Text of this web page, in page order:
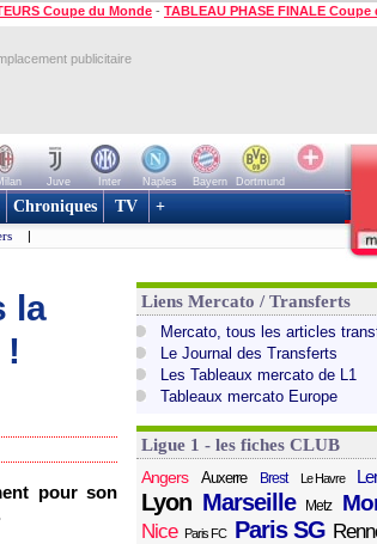
Coupe du Monde - TABLEAU PHASE FINALE Coupe
publicitaire
Juve Inter Naples Bayern
Dortmund
Chroniques TV +
|
la
!
pour son
Liens Mercato / Transferts
Mercato, tous les articles
Le Journal des Transferts
Les Tableaux mercato de L1
Tableaux mercato Europe
Ligue 1 - les fiches CLUB
Angers
Auxerre Brest Le Havre
Lyon Marseille Metz
Nice Paris FC Paris SG